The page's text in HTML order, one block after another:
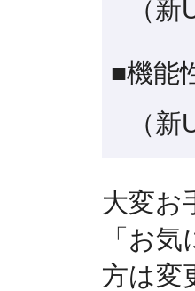
（新
■機能
（新
大変お
「お
方は変